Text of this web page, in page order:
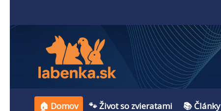
🏠 Domov 🐾 Život so zvieratami 📚 Články